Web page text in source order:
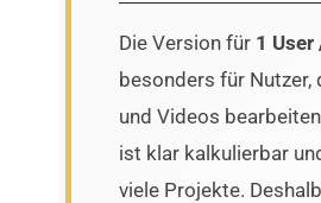
Die Version für 1 User
besonders für
und Videos
ist klar kalkulierbar
viele Projekte.